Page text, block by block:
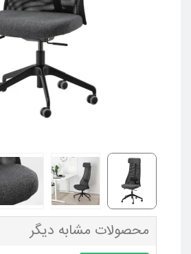
محصولات مشابه دیگر